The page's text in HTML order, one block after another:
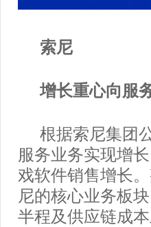
索尼
增长重心向服
根据索尼集团
服务业务实现增
戏软件销售增长
尼的核心业务板
半程及供应链成